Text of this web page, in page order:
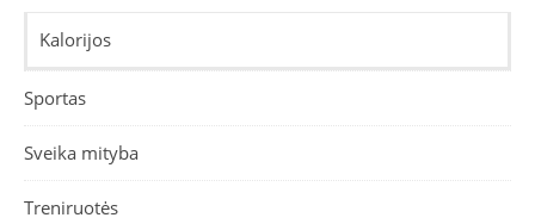
Kalorijos
Sportas
Sveika mityba
Treniruotės